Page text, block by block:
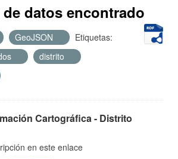
datos encontrado
GeoJSON
Etiquetas:
distrito
Cartográfica - Distrito
en este enlace